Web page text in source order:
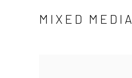
MIXED MEDIA